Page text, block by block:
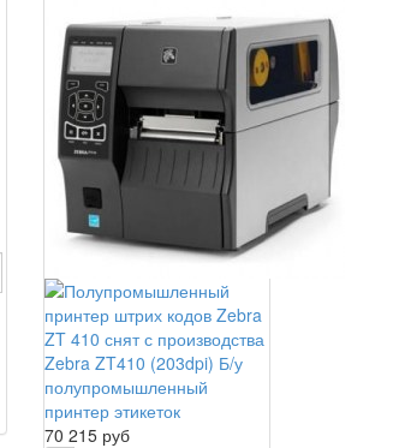
Zebra ZT410 (203dpi) Б/у
полупромышленный
принтер этикеток
70 215 руб